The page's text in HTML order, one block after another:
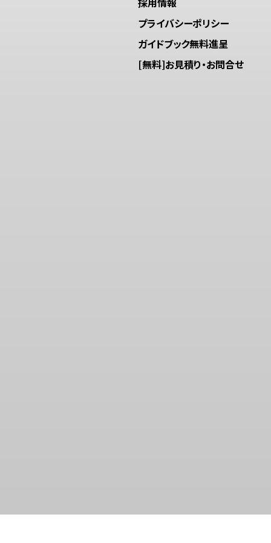
プライバシーポリシー
ガイドブック無料進呈
[無料]お見積り・お問合せ